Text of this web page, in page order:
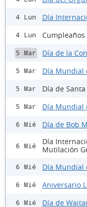
4 Lun Día
4 Lun Cumpleaños
5 Mar Día de la
5 Mar Día Mundial
5 Mar Día de
5 Mar Día Mundial
6 Mié Día de Bob
6 Mié
Día
Mutilación
6 Mié Día Mundial
6 Mié Aniversario
6 Mié Día de